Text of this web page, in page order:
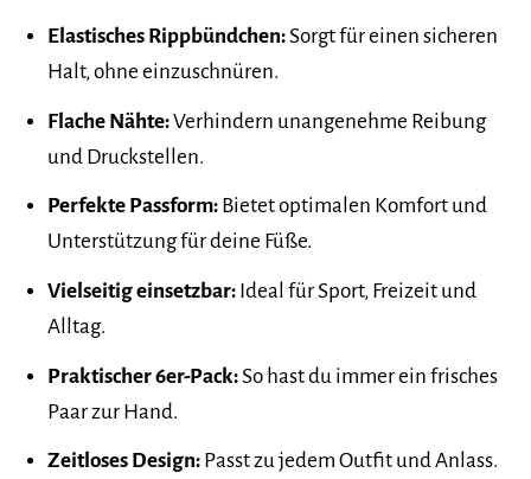
Elastisches Rippbündchen:Sorgt für einen sicheren
Halt, ohne einzuschnüren.
Flache Nähte:Verhindern unangenehme Reibung
und Druckstellen.
Perfekte Passform:Bietet optimalen Komfort und
Unterstützung für deine Füße.
Vielseitig einsetzbar:Ideal für Sport, Freizeit und
Alltag.
Praktischer 6er-Pack:So hast du immer ein frisches
Paar zur Hand.
Zeitloses Design:Passt zu jedem Outfit und Anlass.